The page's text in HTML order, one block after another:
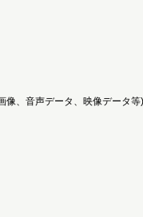
像、音声データ、映像データ等